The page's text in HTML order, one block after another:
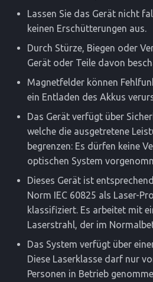
Lassen Sie das Gerät nicht
keinen Erschütterungen aus.
Durch Stürze, Biegen oder
Gerät oder Teile davon
Magnetfelder können
ein Entladen des Akkus
Das Gerät verfügt über
welche die ausgetretene
begrenzen: Es dürfen keine
optischen System
Dieses Gerät ist
Norm IEC 60825 als Laser-
klassifiziert. Es arbeitet mit
Laserstrahl, der im
Das System verfügt über
Diese Laserklasse darf nur
Personen in Betrieb